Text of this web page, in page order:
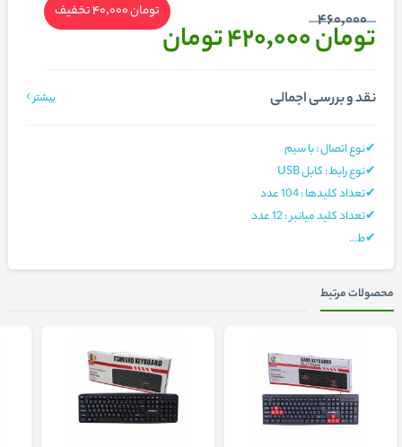
460,000
تومان 420,000 تومان
تومان 40,000 تخفیف
نقد و بررسی اجمالی بیشتر
✔نوع اتصال : با سیم
✔نوع رابط : کابل USB
✔تعداد کلیدها : 104 عدد
✔تعداد کلید میانبر : 12 عدد
✔ط...
محصولات مرتبط